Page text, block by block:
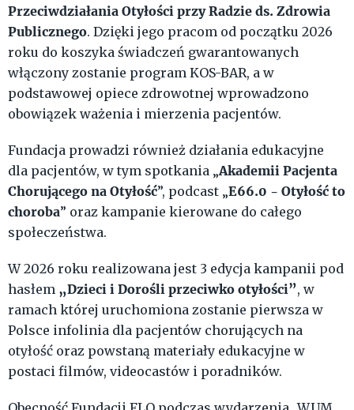
Przeciwdziałania Otyłości przy Radzie ds. Zdrowia
Publicznego. Dzięki jego pracom od początku 2026
roku do koszyka świadczeń gwarantowanych
włączony zostanie program KOS-BAR, a w
podstawowej opiece zdrowotnej wprowadzono
obowiązek ważenia i mierzenia pacjentów.
Fundacja prowadzi również działania edukacyjne
dla pacjentów, w tym spotkania „Akademii Pacjenta
Chorującego na Otyłość”, podcast „E66.0 - Otyłość to
choroba” oraz kampanie kierowane do całego
społeczeństwa.
W 2026 roku realizowana jest 3 edycja kampanii pod
hasłem „Dzieci i Dorośli przeciwko otyłości”, w
ramach której uruchomiona zostanie pierwsza w
Polsce infolinia dla pacjentów chorujących na
otyłość oraz powstaną materiały edukacyjne w
postaci filmów, videocastów i poradników.